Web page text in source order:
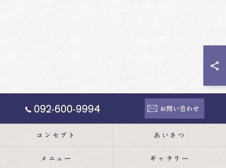
092-600-9994 お問い合わせ
コンセプト あいさつ
メニュー ギャラリー